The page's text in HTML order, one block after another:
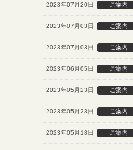
2023年07月20日 ご案内
2023年07月03日 ご案内
2023年07月03日 ご案内
2023年06月05日 ご案内
2023年05月23日 ご案内
2023年05月23日 ご案内
2023年05月18日 ご案内